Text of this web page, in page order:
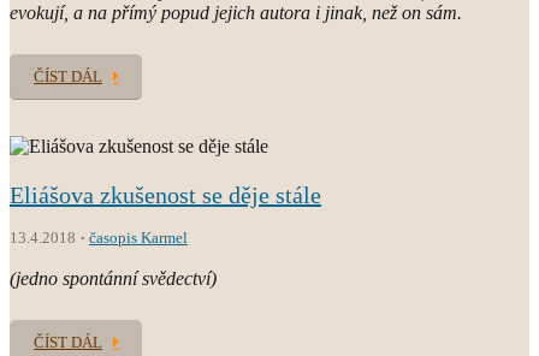
evokují, a na přímý popud jejich autora i jinak, než on sám.
ČÍST DÁL
Eliášova zkušenost se děje stále
13.4.2018 časopis Karmel
(jedno spontánní svědectví)
ČÍST DÁL